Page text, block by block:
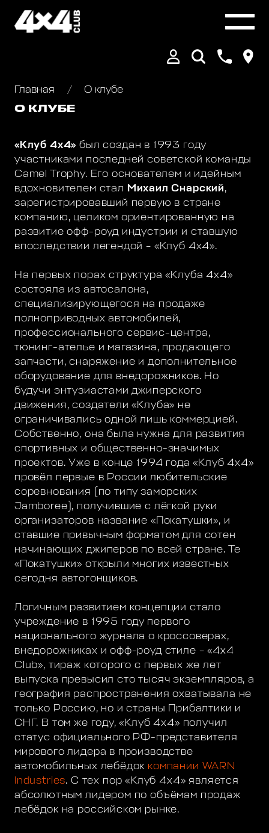
Главная
О клубе
О КЛУБЕ
«Клуб 4х4» был создан в 1993 году
участниками последней советской команды
Camel Trophy. Его основателем и идейным
вдохновителем стал Михаил Снарский,
зарегистрировавший первую в стране
компанию, целиком ориентированную на
развитие офф-роуд индустрии и ставшую
впоследствии легендой – «Клуб 4х4».
На первых порах структура «Клуба 4х4»
состояла из автосалона,
специализирующегося на продаже
полноприводных автомобилей,
профессионального сервис-центра,
тюнинг-ателье и магазина, продающего
запчасти, снаряжение и дополнительное
оборудование для внедорожников. Но
будучи энтузиастами джиперского
движения, создатели «Клуба» не
ограничивались одной лишь коммерцией.
Собственно, она была нужна для развития
спортивных и общественно-значимых
проектов. Уже в конце 1994 года «Клуб 4х4»
провёл первые в России любительские
соревнования (по типу заморских
Jamboree), получившие с лёгкой руки
организаторов название «Покатушки», и
ставшие привычным форматом для сотен
начинающих джиперов по всей стране. Те
«Покатушки» открыли многих известных
сегодня автогонщиков.
Логичным развитием концепции стало
учреждение в 1995 году первого
национального журнала о кроссоверах,
внедорожниках и офф-роуд стиле – «4х4
Club», тираж которого с первых же лет
выпуска превысил сто тысяч экземпляров, а
география распространения охватывала не
только Россию, но и страны Прибалтики и
СНГ. В том же году, «Клуб 4х4» получил
статус официального РФ-представителя
мирового лидера в производстве
автомобильных лебёдок компании WARN
Industries. С тех пор «Клуб 4х4» является
абсолютным лидером по объёмам продаж
лебёдок на российском рынке.